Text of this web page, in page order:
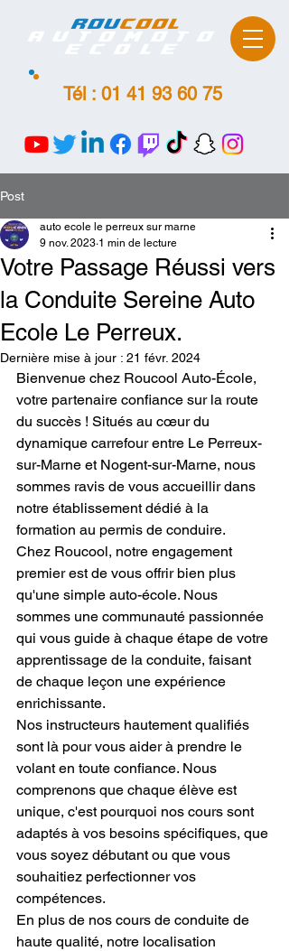
ROUCOOL
Tél : 01 41 93 60 75
Post
Votre Passage Réussi vers
la Conduite Sereine Auto
Ecole Le Perreux.
auto ecole le perreux sur marne
9 nov. 2023 1 min de lecture
Dernière mise à jour : 21 févr. 2024
Bienvenue chez Roucool Auto-École,
votre partenaire confiance sur la route
du succès ! Situés au cœur du
dynamique carrefour entre Le Perreux-
sur-Marne et Nogent-sur-Marne, nous
sommes ravis de vous accueillir dans
notre établissement dédié à la
formation au permis de conduire.
Chez Roucool, notre engagement
premier est de vous offrir bien plus
qu'une simple auto-école. Nous
sommes une communauté passionnée
qui vous guide à chaque étape de votre
apprentissage de la conduite, faisant
de chaque leçon une expérience
enrichissante.
Nos instructeurs hautement qualifiés
sont là pour vous aider à prendre le
volant en toute confiance. Nous
comprenons que chaque élève est
unique, c'est pourquoi nos cours sont
adaptés à vos besoins spécifiques, que
vous soyez débutant ou que vous
souhaitiez perfectionner vos
compétences.
En plus de nos cours de conduite de
haute qualité, notre localisation